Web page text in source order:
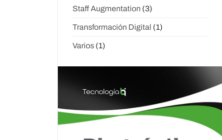
Staff Augmentation (3)
Transformación Digital (1)
Varios (1)